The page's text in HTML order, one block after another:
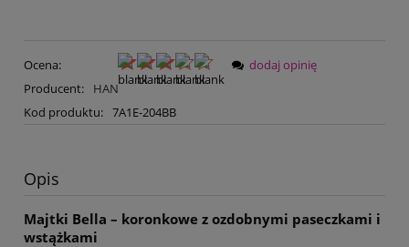
Ocena:
Producent:
HAN
Kod produktu: 7A1E-204BB
dodaj opinię
Opis
Majtki Bella – koronkowe z ozdobnymi paseczkami i
wstążkami